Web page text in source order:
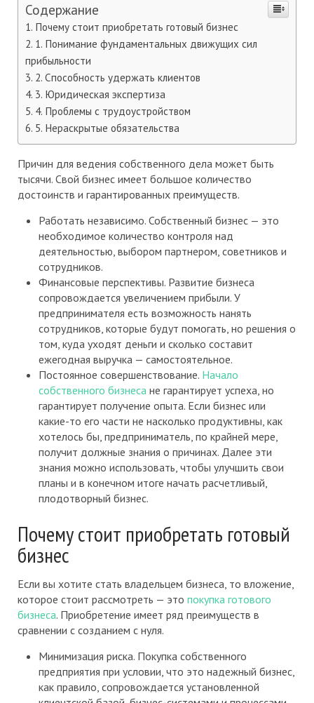
Содержание
Почему стоит приобретать готовый бизнес
1. Понимание фундаментальных движущих сил
прибыльности
2. Способность удержать клиентов
3. Юридическая экспертиза
4. Проблемы с трудоустройством
5. Нераскрытые обязательства
Причин для ведения собственного дела может быть
тысячи. Свой бизнес имеет большое количество
достоинств и гарантированных преимуществ.
Работать независимо. Собственный бизнес — это
необходимое количество контроля над
деятельностью, выбором партнером, советников и
сотрудников.
Финансовые перспективы. Развитие бизнеса
сопровождается увеличением прибыли. У
предпринимателя есть возможность нанять
сотрудников, которые будут помогать, но решения о
том, куда уходят деньги и сколько составит
ежегодная выручка — самостоятельное.
Постоянное совершенствование. Начало
собственного бизнеса не гарантирует успеха, но
гарантирует получение опыта. Если бизнес или
какие-то его части не насколько продуктивны, как
хотелось бы, предприниматель, по крайней мере,
получит должные знания о причинах. Далее эти
знания можно использовать, чтобы улучшить свои
планы и в конечном итоге начать расчетливый,
плодотворный бизнес.
Почему стоит приобретать готовый
бизнес
Если вы хотите стать владельцем бизнеса, то вложение,
которое стоит рассмотреть — это покупка готового
бизнеса. Приобретение имеет ряд преимуществ в
сравнении с созданием с нуля.
Минимизация риска. Покупка собственного
предприятия при условии, что это надежный бизнес,
как правило, сопровождается установленной